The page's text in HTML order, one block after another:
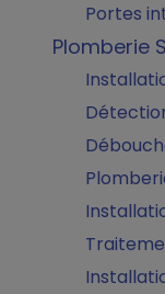
Portes
Plomberie